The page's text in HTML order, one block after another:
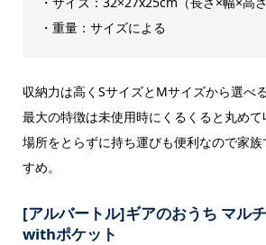
・重量：サイズによる
収納力は高くSサイズとMサイズから選べ
最大の特徴は未使用時にくるくると丸めて
場所をとらずに持ち運びも便利なので家
すめ。
[アルバートル]ギアのおうち マル
withポケット